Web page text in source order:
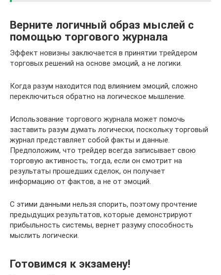
Верните логичный образ мыслей с
помощью торгового журнала
Эффект новизны заключается в принятии трейдером
торговых решений на основе эмоций, а не логики.
Когда разум находится под влиянием эмоций, сложно
переключиться обратно на логическое мышление.
Использование торгового журнала может помочь
заставить разум думать логически, поскольку торговый
журнал представляет собой факты и данные.
Предположим, что трейдер всегда записывает свою
торговую активность; тогда, если он смотрит на
результаты прошедших сделок, он получает
информацию от фактов, а не от эмоций.
С этими данными нельзя спорить, поэтому прочтение
предыдущих результатов, которые демонстрируют
прибыльность системы, вернет разуму способность
мыслить логически.
Готовимся к экзамену!